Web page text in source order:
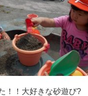
！！大好きな砂遊び?